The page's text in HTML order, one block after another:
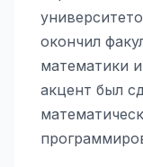
окончил
математики
акцент был